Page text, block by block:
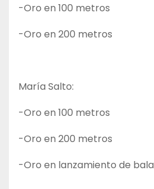
-Oro en 100 metros
-Oro en 200 metros
María Salto:
-Oro en 100 metros
-Oro en 200 metros
-Oro en lanzamiento de bala